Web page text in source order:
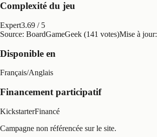
Complexité du jeu
Expert3.69 / 5
Source: BoardGameGeek (141 votes)Mise à jour:
Disponible en
Français/Anglais
Financement participatif
KickstarterFinancé
Campagne non référencée sur le site.